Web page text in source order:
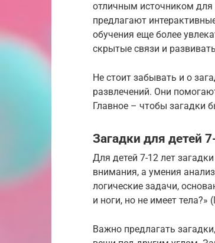
отличным источником для
предлагают
обучения еще более
скрытые связи и
Не стоит забывать и о
развлечений. Они
Главное – чтобы загадки
Загадки для детей
Для детей 7-12 лет
внимания, а умения
логические задачи,
и ноги, но не имеет тела?»
Важно предлагать